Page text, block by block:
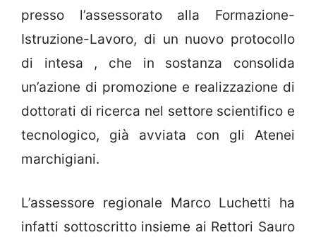
presso l’assessorato alla Formazione-
Istruzione-Lavoro, di un nuovo protocollo
di intesa , che in sostanza consolida
un’azione di promozione e realizzazione di
dottorati di ricerca nel settore scientifico e
tecnologico, già avviata con gli Atenei
marchigiani.
L’assessore regionale Marco Luchetti ha
infatti sottoscritto insieme ai Rettori Sauro